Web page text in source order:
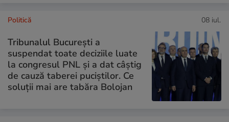
Politică 08 iul.
Tribunalul București a
suspendat toate deciziile luate
la congresul PNL și a dat câștig
de cauză taberei puciștilor. Ce
soluții mai are tabăra Bolojan